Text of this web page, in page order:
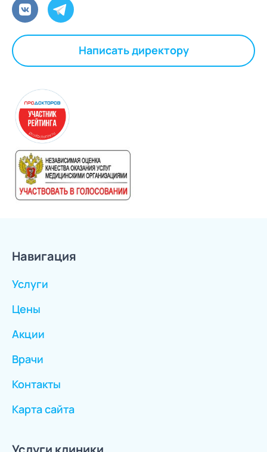
Написать директору
Навигация
Услуги
Цены
Акции
Врачи
Контакты
Карта сайта